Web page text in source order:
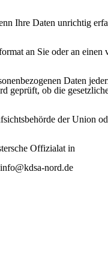
Ihre Daten unrichtig
an Sie oder an
Daten
ob die
der Union
Offizialat in
nord.de